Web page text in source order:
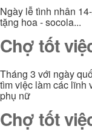
Ngày lễ tình nhân
tặng hoa - socola...
Chợ tốt
Tháng 3 với ngày
tìm việc làm các lĩnh
phụ nữ
Chợ tốt